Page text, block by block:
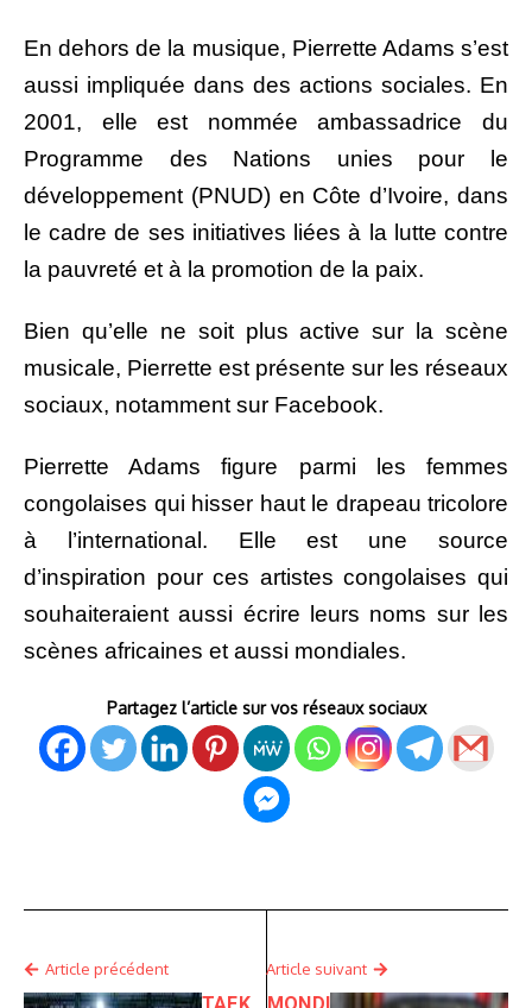
En dehors de la musique, Pierrette Adams s’est
aussi impliquée dans des actions sociales. En
2001, elle est nommée ambassadrice du
Programme des Nations unies pour le
développement (PNUD) en Côte d’Ivoire, dans
le cadre de ses initiatives liées à la lutte contre
la pauvreté et à la promotion de la paix.
Bien qu’elle ne soit plus active sur la scène
musicale, Pierrette est présente sur les réseaux
sociaux, notamment sur Facebook.
Pierrette Adams figure parmi les femmes
congolaises qui hisser haut le drapeau tricolore
à l’international. Elle est une source
d’inspiration pour ces artistes congolaises qui
souhaiteraient aussi écrire leurs noms sur les
scènes africaines et aussi mondiales.
Partagez l’article sur vos réseaux sociaux
Article précédent Article suivant